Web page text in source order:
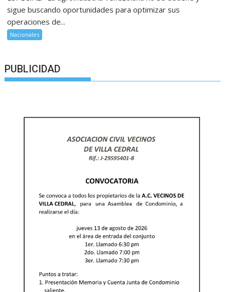
sigue buscando oportunidades para optimizar sus
operaciones de...
Nacionales
PUBLICIDAD